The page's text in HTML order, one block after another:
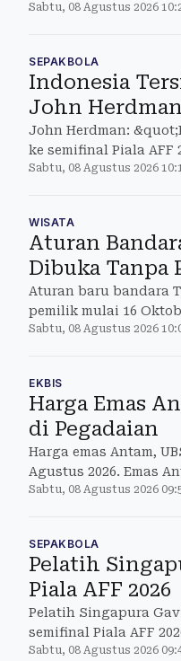
merugikan orang l
Sabtu, 08 Agustus 2026
SEPAKBOLA
Indonesia
John Herdman
John Herdman:
ke semifinal Piala AFF
2026 sebagai tu
Sabtu, 08 Agustus 2026
WISATA
Aturan
Dibuka Tanpa
Aturan baru bandara
pemilik mulai 16
untuk koper m
Sabtu, 08 Agustus 2026
EKBIS
Harga Emas
di Pegadaian
Harga emas Antam,
Agustus 2026. Emas
Sabtu, 08 Agustus 2026
SEPAKBOLA
Pelatih
Piala AFF 2026
Pelatih Singapura
semifinal Piala AFF
tekana
Sabtu, 08 Agustus 2026